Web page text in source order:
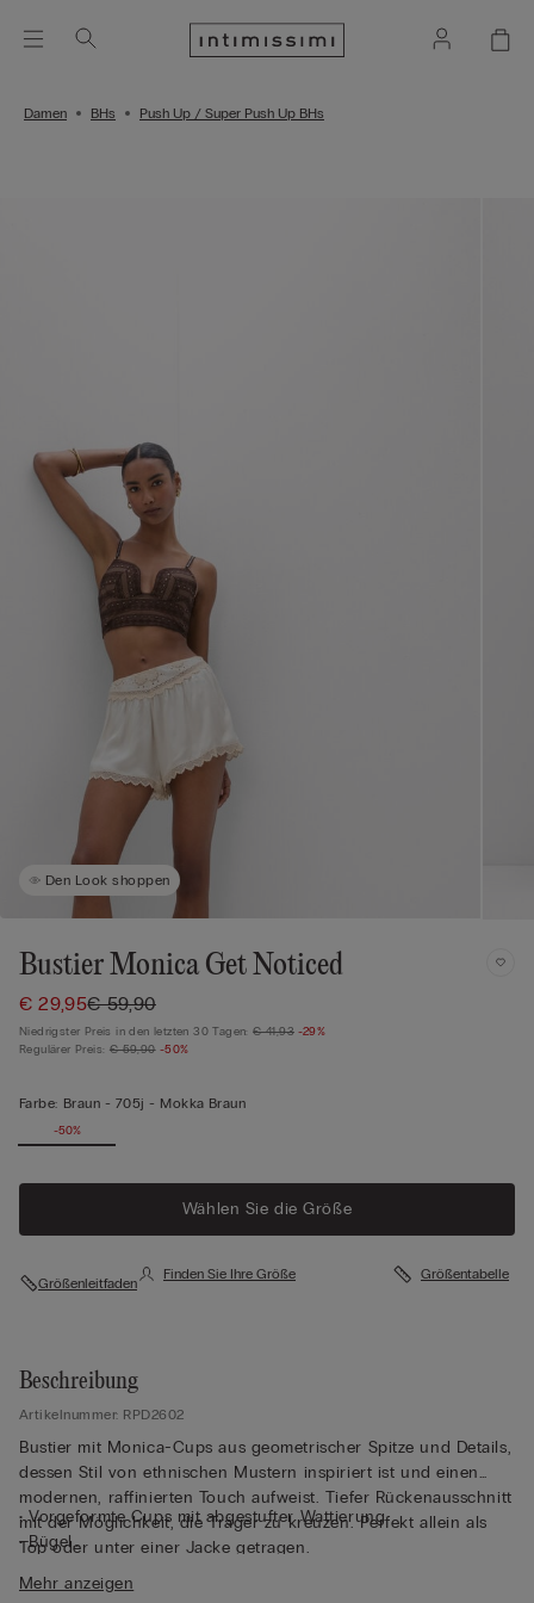
Damen BHs Push Up / Super Push Up BHs
Den Look shoppen
Bustier Monica Get Noticed
€ 29,95€ 59,90
Niedrigster Preis in den letzten 30 Tagen:€ 41,93 -29%
Regulärer Preis: € 59,90 -50%
Farbe: Braun - 705j - Mokka Braun
-50%
Wählen Sie die Größe
Größenleitfaden
Finden Sie Ihre Größe Größentabelle
Beschreibung
Artikelnummer: RPD2602
Bustier mit Monica-Cups aus geometrischer Spitze und Details,
dessen Stil von ethnischen Mustern inspiriert ist und einen
modernen, raffinierten Touch aufweist. Tiefer Rückenausschnitt
mit der Möglichkeit, die Träger zu kreuzen. Perfekt allein als
Top oder unter einer Jacke getragen.
• Vorgeformte Cups mit abgestufter Wattierung
• Bügel
• Vollständig mit Tüll unterlegtes Unterbrustband
Mehr anzeigen